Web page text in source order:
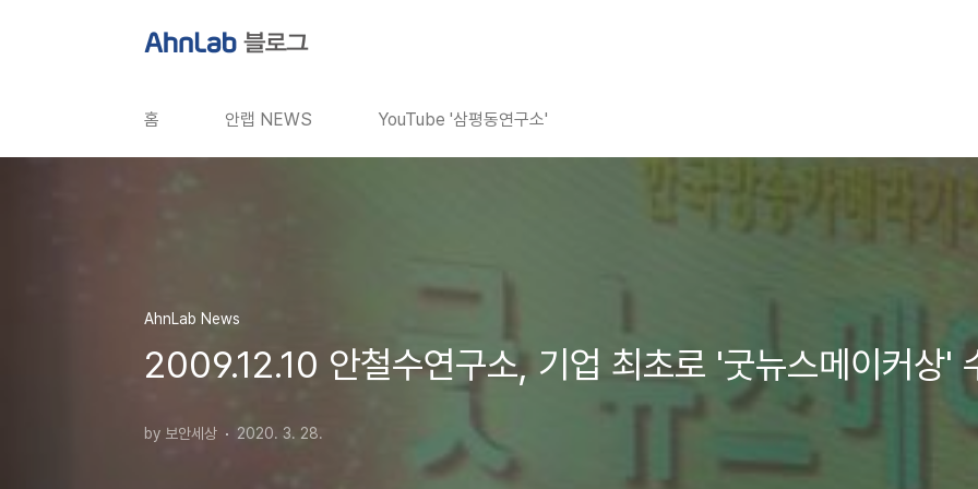
홈 안랩 NEWS YouTube '삼평동연구소'
AhnLab News
2009.12.10 안철수연구소, 기업 최초로 '굿뉴스메이커상'
by 보안세상 2020. 3. 28.